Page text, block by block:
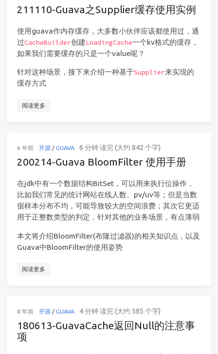
211110-Guava之Supplier缓存使用实例
使用guava作内存缓存，大多数小伙伴应该都使用过，通
过CacheBuilder创建LoadingCache一个kv格式的缓存，
如果我们需要缓存的只是一个value呢？
针对这种场景，接下来介绍一种基于Supplier来实现的
缓存方式
阅读更多
6 年前 开源/ GUAVA 6 分钟 读完 (大约 842 个字)
200214-Guava BloomFilter 使用手册
在jdk中有一个数据结构BitSet，可以用来执行位操作，
比如我们常见的统计网站在线人数、pv/uv等；但是当数
据样本分布不均，可能导致较大的空间浪费；其次它更适
用于正整数类型的判定，针对其他的业务场景，有点薄弱
本文将介绍BloomFilter(布隆过滤器)的相关知识点，以及
Guava中BloomFilter的使用姿势
阅读更多
8 年前 开源/ GUAVA 4 分钟 读完 (大约 585 个字)
180613-GuavaCache返回Null的注意事
项